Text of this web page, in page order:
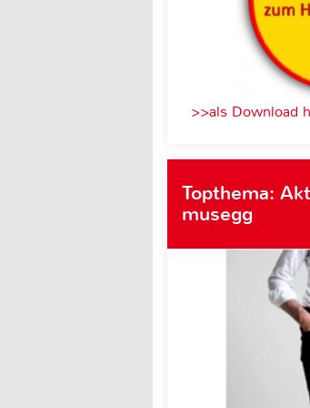
>>als Download
Topthema:
musegg